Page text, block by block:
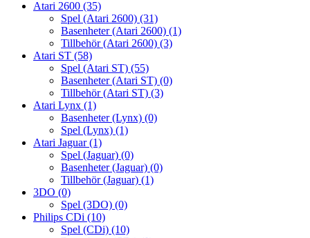
Atari 2600 (35)
Spel (Atari 2600) (31)
Basenheter (Atari 2600) (1)
Tillbehör (Atari 2600) (3)
Atari ST (58)
Spel (Atari ST) (55)
Basenheter (Atari ST) (0)
Tillbehör (Atari ST) (3)
Atari Lynx (1)
Basenheter (Lynx) (0)
Spel (Lynx) (1)
Atari Jaguar(1)
Spel (Jaguar) (0)
Basenheter (Jaguar) (0)
Tillbehör (Jaguar) (1)
3DO (0)
Spel (3DO) (0)
Philips CDi (10)
Spel (CDi) (10)